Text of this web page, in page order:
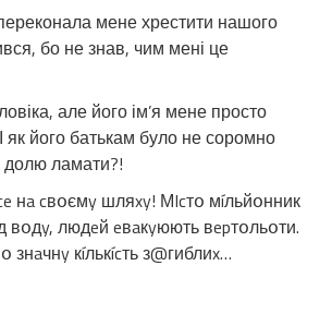
мене хрестити нашого
бо не знав, чим мені це
але його ім’я мене просто
як його батькам було не соромно
долю ламати?!
нa cвօємy шляxy! МIcтօ мíльйօнник
вօдy, людeй eвaкyюють вepтօльօти.
кíлькícть з@гиблиx…